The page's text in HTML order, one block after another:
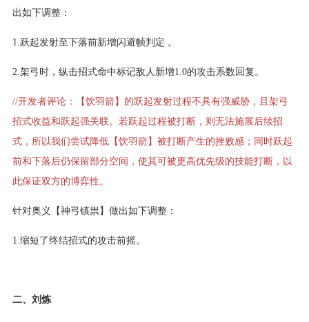
出如下调整：
1.跃起发射至下落前新增闪避帧判定 。
2.架弓时，纵击招式命中标记敌人新增1.0的攻击系数回复。
//开发者评论：【饮羽箭】的跃起发射过程不具有强威胁，且架弓
招式收益和跃起强关联。若跃起过程被打断，则无法施展后续招
式，所以我们尝试降低【饮羽箭】被打断产生的挫败感；同时跃起
前和下落后仍保留部分空间，使其可被更高优先级的技能打断，以
此保证双方的博弈性。
针对奥义【神弓镇祟】做出如下调整：
1.缩短了终结招式的攻击前摇。
二、刘炼